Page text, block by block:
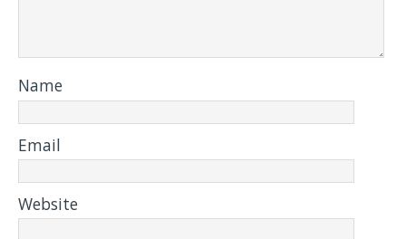
Name
Email
Website